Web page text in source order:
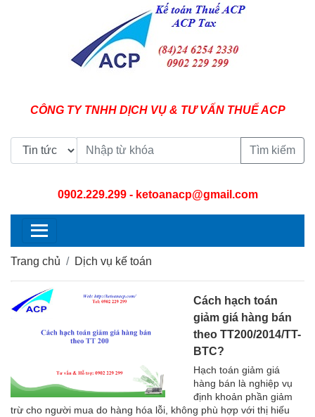
CÔNG TY TNHH DỊCH VỤ & TƯ VẤN THUẾ ACP
Tìm kiếm
0902.229.299- ketoanacp@gmail.com
Trang chủ Dịch vụ kế toán
Cách hạch toán
giảm giá hàng bán
theo TT200/2014/TT-
BTC?
Hạch toán giảm giá
hàng bán là nghiệp vụ
định khoản phần giảm
trừ cho người mua do hàng hóa lỗi, không phù hợp với thị hiếu